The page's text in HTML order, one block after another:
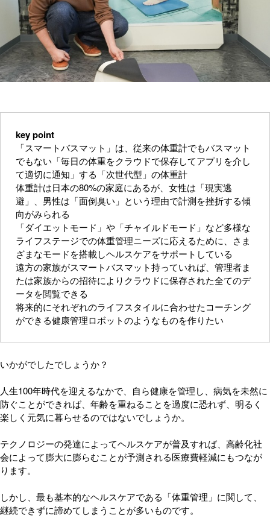
key point
「スマートバスマット」は、従来の体重計でもバスマット
でもない「毎日の体重をクラウドで保存してアプリを介し
て適切に通知」する「次世代型」の体重計
体重計は日本の80%の家庭にあるが、女性は「現実逃
避」、男性は「面倒臭い」という理由で計測を挫折する傾
向がみられる
「ダイエットモード」や「チャイルドモード」など多様な
ライフステージでの体重管理ニーズに応えるために、さま
ざまなモードを搭載しヘルスケアをサポートしている
遠方の家族がスマートバスマット持っていれば、管理者ま
たは家族からの招待によりクラウドに保存された全てのデ
ータを閲覧できる
将来的にそれぞれのライフスタイルに合わせたコーチング
ができる健康管理ロボットのようなものを作りたい
いかがでしたでしょうか？
人生100年時代を迎えるなかで、自ら健康を管理し、病気を未然に
防ぐことができれば、年齢を重ねることを過度に恐れず、明るく
楽しく元気に暮らせるのではないでしょうか。
テクノロジーの発達によってヘルスケアが普及すれば、高齢化社
会によって膨大に膨らむことが予測される医療費軽減にもつなが
ります。
しかし、最も基本的なヘルスケアである「体重管理」に関して、
継続できずに諦めてしまうことが多いものです。